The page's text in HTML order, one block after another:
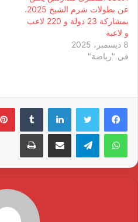
عن بطولات شرم الشيخ 2025.
بمشاركة 23 دولة و 220 لاعب
و لاعبة
8 ديسمبر، 2025
في "رياضة"
لينكدإن
واتساب تيلقرام مشاركة عبر البريد طباعة